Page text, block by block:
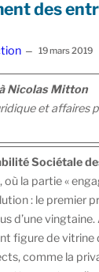
des
– 19 mars 2019
Nicolas Mitton
et affaires
Sociétale
où la partie «
: le premier
d’une
figure de vitrine
comme la